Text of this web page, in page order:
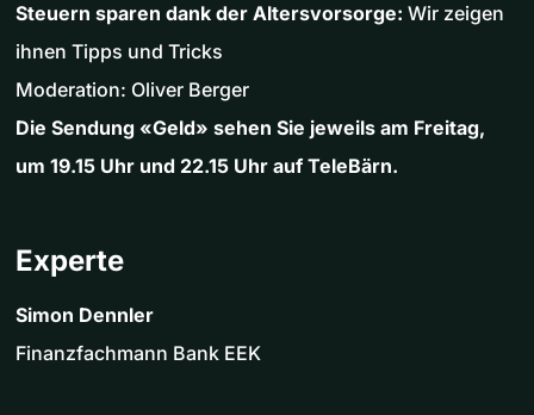
Steuern sparen dank der Altersvorsorge: Wir zeigen
ihnen Tipps und Tricks
Moderation: Oliver Berger
Die Sendung «Geld» sehen Sie jeweils am Freitag,
um 19.15 Uhr und 22.15 Uhr auf TeleBärn.
Experte
Simon Dennler
Finanzfachmann Bank EEK